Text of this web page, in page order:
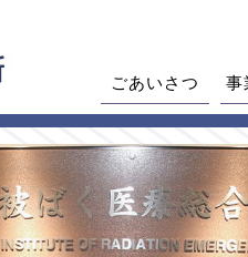
ごあいさつ 事